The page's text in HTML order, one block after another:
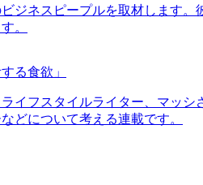
ジネスピープルを取材します
。
る食欲」
イフスタイルライター、マッ
どについて考える連載です。